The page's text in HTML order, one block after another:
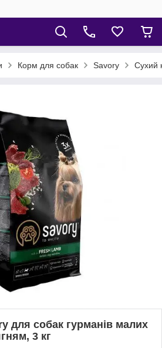
Корм для собак Savory Сухий
для собак гурманів малих
3 кг